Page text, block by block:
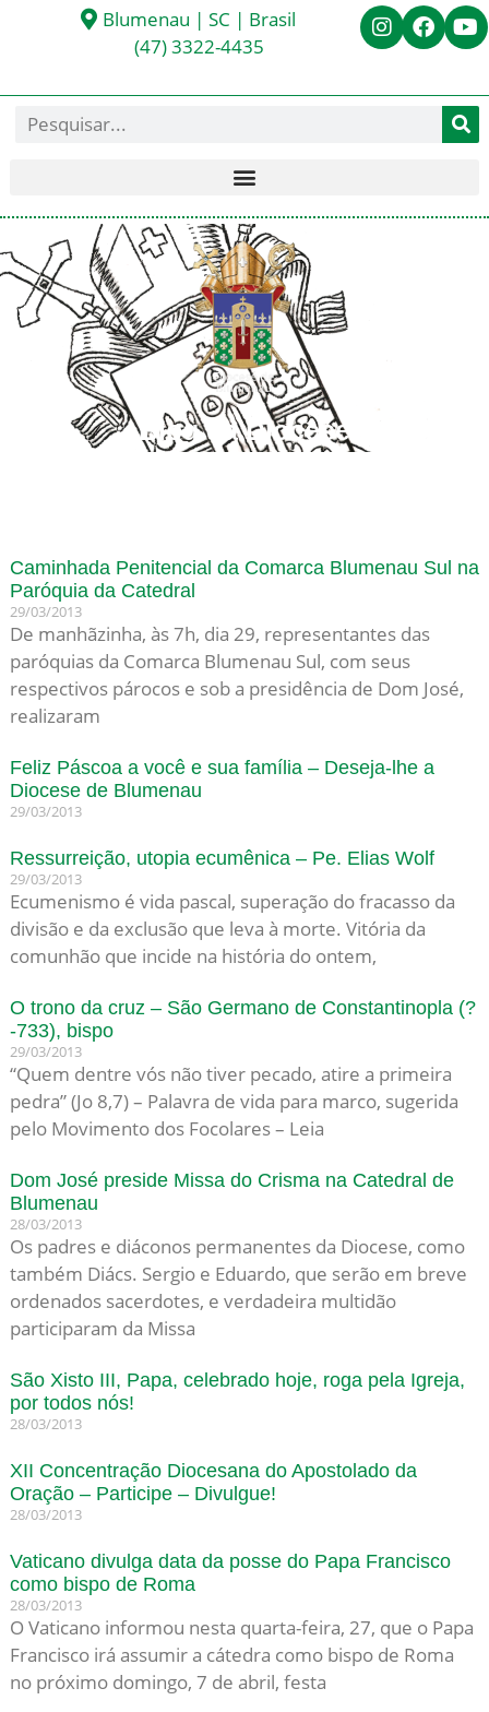
Blumenau | SC | Brasil
(47) 3322-4435
Blog da Diocese
Caminhada Penitencial da Comarca Blumenau Sul na
Paróquia da Catedral
29/03/2013
De manhãzinha, às 7h, dia 29, representantes das
paróquias da Comarca Blumenau Sul, com seus
respectivos párocos e sob a presidência de Dom José,
realizaram
Feliz Páscoa a você e sua família – Deseja-lhe a
Diocese de Blumenau
29/03/2013
Ressurreição, utopia ecumênica – Pe. Elias Wolf
29/03/2013
Ecumenismo é vida pascal, superação do fracasso da
divisão e da exclusão que leva à morte. Vitória da
comunhão que incide na história do ontem,
O trono da cruz – São Germano de Constantinopla (?
-733), bispo
29/03/2013
“Quem dentre vós não tiver pecado, atire a primeira
pedra” (Jo 8,7) – Palavra de vida para marco, sugerida
pelo Movimento dos Focolares – Leia
Dom José preside Missa do Crisma na Catedral de
Blumenau
28/03/2013
Os padres e diáconos permanentes da Diocese, como
também Diács. Sergio e Eduardo, que serão em breve
ordenados sacerdotes, e verdadeira multidão
participaram da Missa
São Xisto III, Papa, celebrado hoje, roga pela Igreja,
por todos nós!
28/03/2013
XII Concentração Diocesana do Apostolado da
Oração – Participe – Divulgue!
28/03/2013
Vaticano divulga data da posse do Papa Francisco
como bispo de Roma
28/03/2013
O Vaticano informou nesta quarta-feira, 27, que o Papa
Francisco irá assumir a cátedra como bispo de Roma
no próximo domingo, 7 de abril, festa